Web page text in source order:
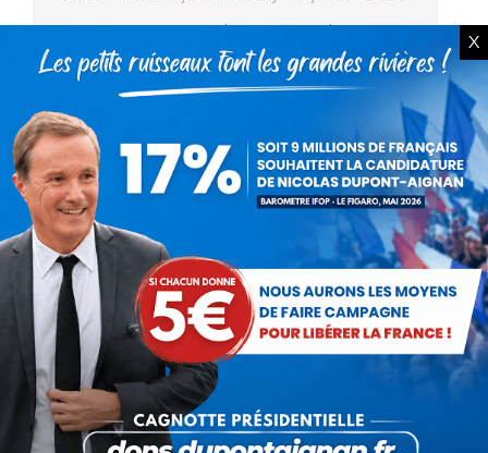
« Pourquoi exonérer de cotisations les
300.000 plus hauts revenus de France ? 4,5
milliards de cotisations ne vont pas rentrer
dans les caisses de retraite ! Où est la
justice…
X